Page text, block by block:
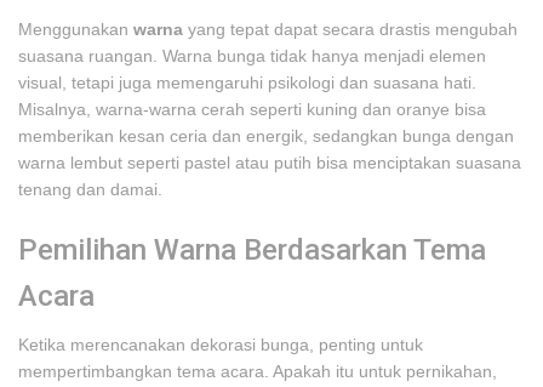
Menggunakan warna yang tepat dapat secara drastis mengubah
suasana ruangan. Warna bunga tidak hanya menjadi elemen
visual, tetapi juga memengaruhi psikologi dan suasana hati.
Misalnya, warna-warna cerah seperti kuning dan oranye bisa
memberikan kesan ceria dan energik, sedangkan bunga dengan
warna lembut seperti pastel atau putih bisa menciptakan suasana
tenang dan damai.
Pemilihan Warna Berdasarkan Tema
Acara
Ketika merencanakan dekorasi bunga, penting untuk
mempertimbangkan tema acara. Apakah itu untuk pernikahan,